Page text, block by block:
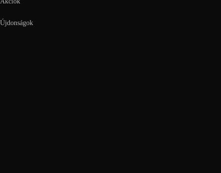
Újdonságok